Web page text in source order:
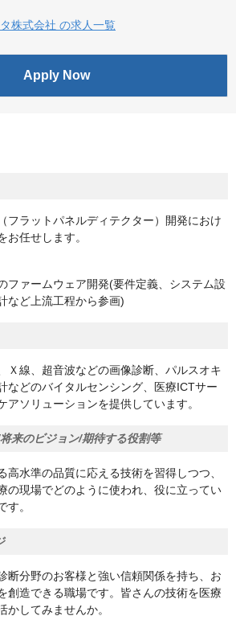
株式会社 の求人一覧
Apply Now
フラットパネルディテクター）開発におけ
お任せします。
ファームウェア開発(要件定義、システム設
など上流工程から参画)
Ｘ線、超音波などの画像診断、パルスオキ
などのバイタルセンシング、医療ICTサー
アソリューションを提供しています。
来のビジョン/期待する役割等
高水準の品質に応える技術を習得しつつ、
の現場でどのように使われ、役に立ってい
す。
断分野のお客様と強い信頼関係を持ち、お
創造できる職場です。皆さんの技術を医療
かしてみませんか。